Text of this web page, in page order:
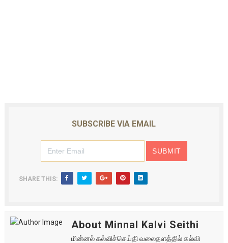
SUBSCRIBE VIA EMAIL
SHARE THIS:
About Minnal Kalvi Seithi
மின்னல் கல்விச்செய்தி வலைதளத்தில் கல்வி